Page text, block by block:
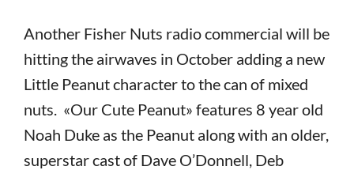
Another Fisher Nuts radio commercial will be
hitting the airwaves in October adding a new
Little Peanut character to the can of mixed
nuts. «Our Cute Peanut» features 8 year old
Noah Duke as the Peanut along with an older,
superstar cast of Dave O’Donnell, Deb